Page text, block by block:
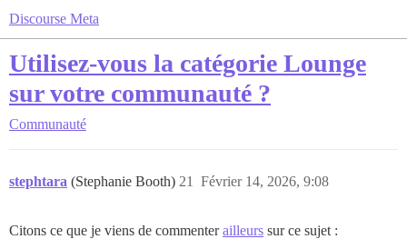
Discourse Meta
Utilisez-vous la catégorie Lounge
sur votre communauté ?
Communauté
stephtara (Stephanie Booth) Février 14, 2026, 9:08
21
Citons ce que je viens de commenterailleurs sur ce sujet :